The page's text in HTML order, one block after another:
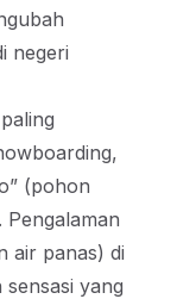
negeri
(pohon
Pengalaman
air panas) di
yang